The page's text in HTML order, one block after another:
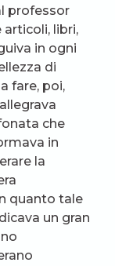
professor
articoli, libri,
in ogni
di
fare, poi,
che
in
la
quanto tale
un gran